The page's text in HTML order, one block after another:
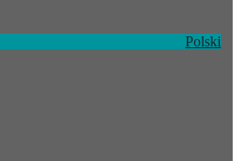
Polski